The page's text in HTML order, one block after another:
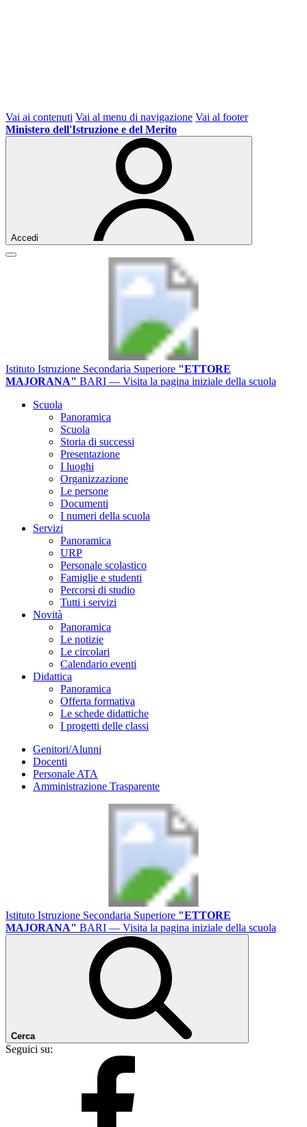
Vai ai contenuti Vai al menu di navigazione Vai al footer
Ministero dell'Istruzione e del Merito
Accedi
Istituto Istruzione Secondaria Superiore "ETTORE
MAJORANA" BARI — Visita la pagina iniziale della scuola
Scuola
Panoramica
Scuola
Storia di successi
Presentazione
I luoghi
Organizzazione
Le persone
Documenti
I numeri della scuola
Servizi
Panoramica
URP
Personale scolastico
Famiglie e studenti
Percorsi di studio
Tutti i servizi
Novità
Panoramica
Le notizie
Le circolari
Calendario eventi
Didattica
Panoramica
Offerta formativa
Le schede didattiche
I progetti delle classi
Genitori/Alunni
Docenti
Personale ATA
Amministrazione Trasparente
Istituto Istruzione Secondaria Superiore "ETTORE
MAJORANA" BARI — Visita la pagina iniziale della scuola
Cerca
Seguici su: